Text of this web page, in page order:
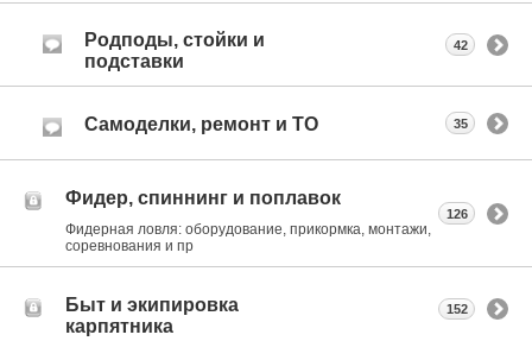
Родподы, стойки и
подставки
42
Самоделки, ремонт и ТО 35
Фидер, спиннинг и поплавок
Фидерная ловля: оборудование, прикормка, монтажи,
соревнования и пр
126
Быт и экипировка
карпятника
152